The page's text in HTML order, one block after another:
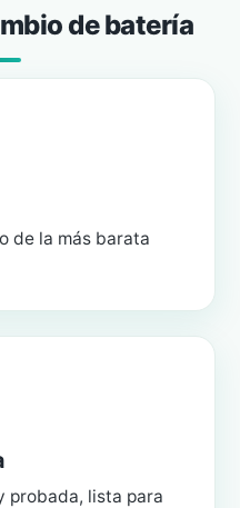
de batería
de la más barata
probada, lista para